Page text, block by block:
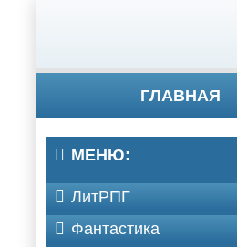
ГЛАВНАЯ
МЕНЮ:
ЛитРПГ
Фантастика